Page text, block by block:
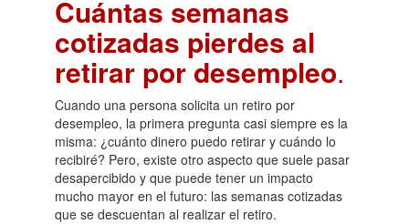
Cuántas semanas
cotizadas pierdes al
retirar por desempleo.
Cuando una persona solicita un retiro por
desempleo, la primera pregunta casi siempre es la
misma: ¿cuánto dinero puedo retirar y cuándo lo
recibiré? Pero, existe otro aspecto que suele pasar
desapercibido y que puede tener un impacto
mucho mayor en el futuro: las semanas cotizadas
que se descuentan al realizar el retiro.